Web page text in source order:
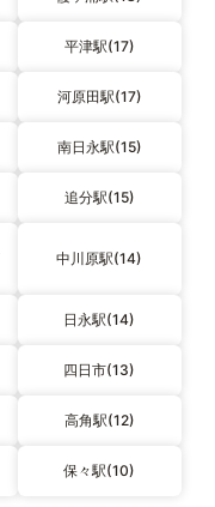
平津駅(17)
河原田駅(17)
南日永駅(15)
追分駅(15)
中川原駅(14)
日永駅(14)
四日市(13)
高角駅(12)
保々駅(10)